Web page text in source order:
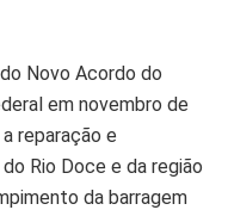
Novo Acordo do
em novembro de
reparação e
Rio Doce e da região
da barragem